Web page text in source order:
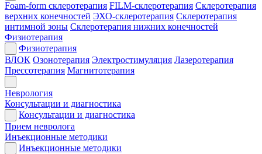
Foam-form склеротерапия FILM-склеротерапия Склеротерапия
верхних конечностей ЭХО-склеротерапия Склеротерапия
интимной зоны Склеротерапия нижних конечностей
Физиотерапия
Физиотерапия
ВЛОК Озонотерапия Электростимуляция Лазеротерапия
Прессотерапия Магнитотерапия
Неврология
Консультации и диагностика
Консультации и диагностика
Прием невролога
Инъекционные методики
Инъекционные методики